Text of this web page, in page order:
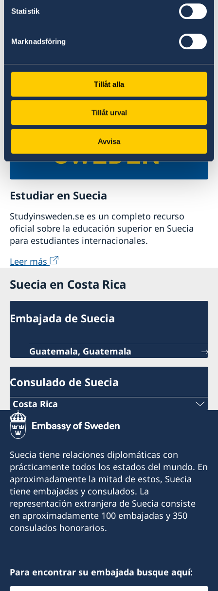
Statistik
Marknadsföring
Tillåt alla
Tillåt urval
Avvisa
¡Le damos la bienvenida a Suecia!
web oficial de Suecia sobre turismo y viajes.
Estudiar en Suecia
Studyinsweden.se es un completo recurso
oficial sobre la educación superior en Suecia
para estudiantes internacionales.
Leer más
Suecia en Costa Rica
Embajada de Suecia
Guatemala, Guatemala
Consulado de Suecia
Costa Rica
Teléfono:
+506 2213 0620
Correo electrónico:
consuladodesuecia.sanjose@gmail.com
Consulado General de Suecia
Jiménez & Pacheco Attorneys at law
Calle 152 A
Lunes a viernes 9:00 - 12:00
Suecia tiene relaciones diplomáticas con
prácticamente todos los estados del mundo. En
aproximadamente la mitad de estos, Suecia
tiene embajadas y consulados. La
representación extranjera de Suecia consiste
en aproximadamente 100 embajadas y 350
consulados honorarios.
Para encontrar su embajada busque aquí: